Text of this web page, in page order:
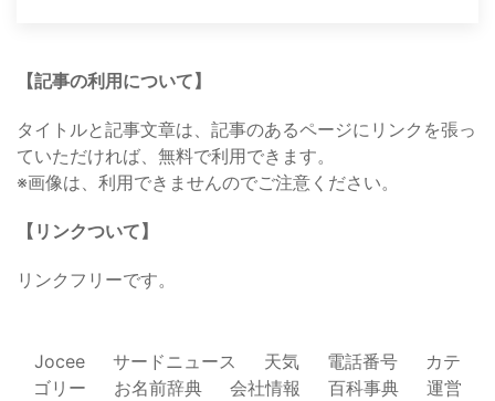
【記事の利用について】
タイトルと記事文章は、記事のあるページにリンクを張っ
ていただければ、無料で利用できます。
※画像は、利用できませんのでご注意ください。
【リンクついて】
リンクフリーです。
Jocee サードニュース 天気 電話番号
カテ
ゴリー
お名前辞典 会社情報 百科事典 運営